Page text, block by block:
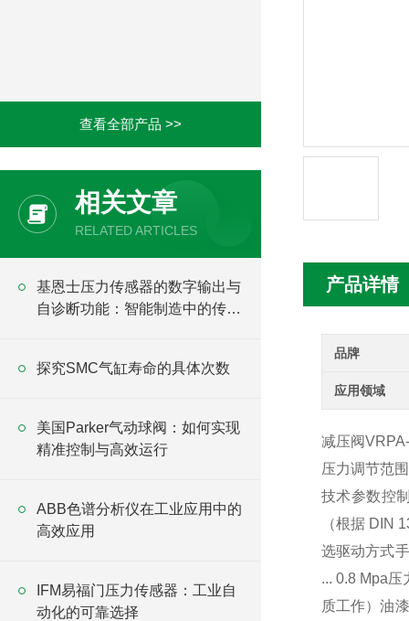
查看全部产品 >>
相关文章
RELATED ARTICLES
基恩士压力传感器的数字输出与
自诊断功能：智能制造中的传感
探究SMC气缸寿命的具体次数
美国Parker气动球阀：如何实现
精准控制与高效运行
ABB色谱分析仪在工业应用中的
高效应用
IFM易福门压力传感器：工业自
动化的可靠选择
产品详情
品牌
应用领域
减压阀
压力调节范
技术参数控
（根据 DIN
选驱动方式
... 0.8 Mpa
质工作）油